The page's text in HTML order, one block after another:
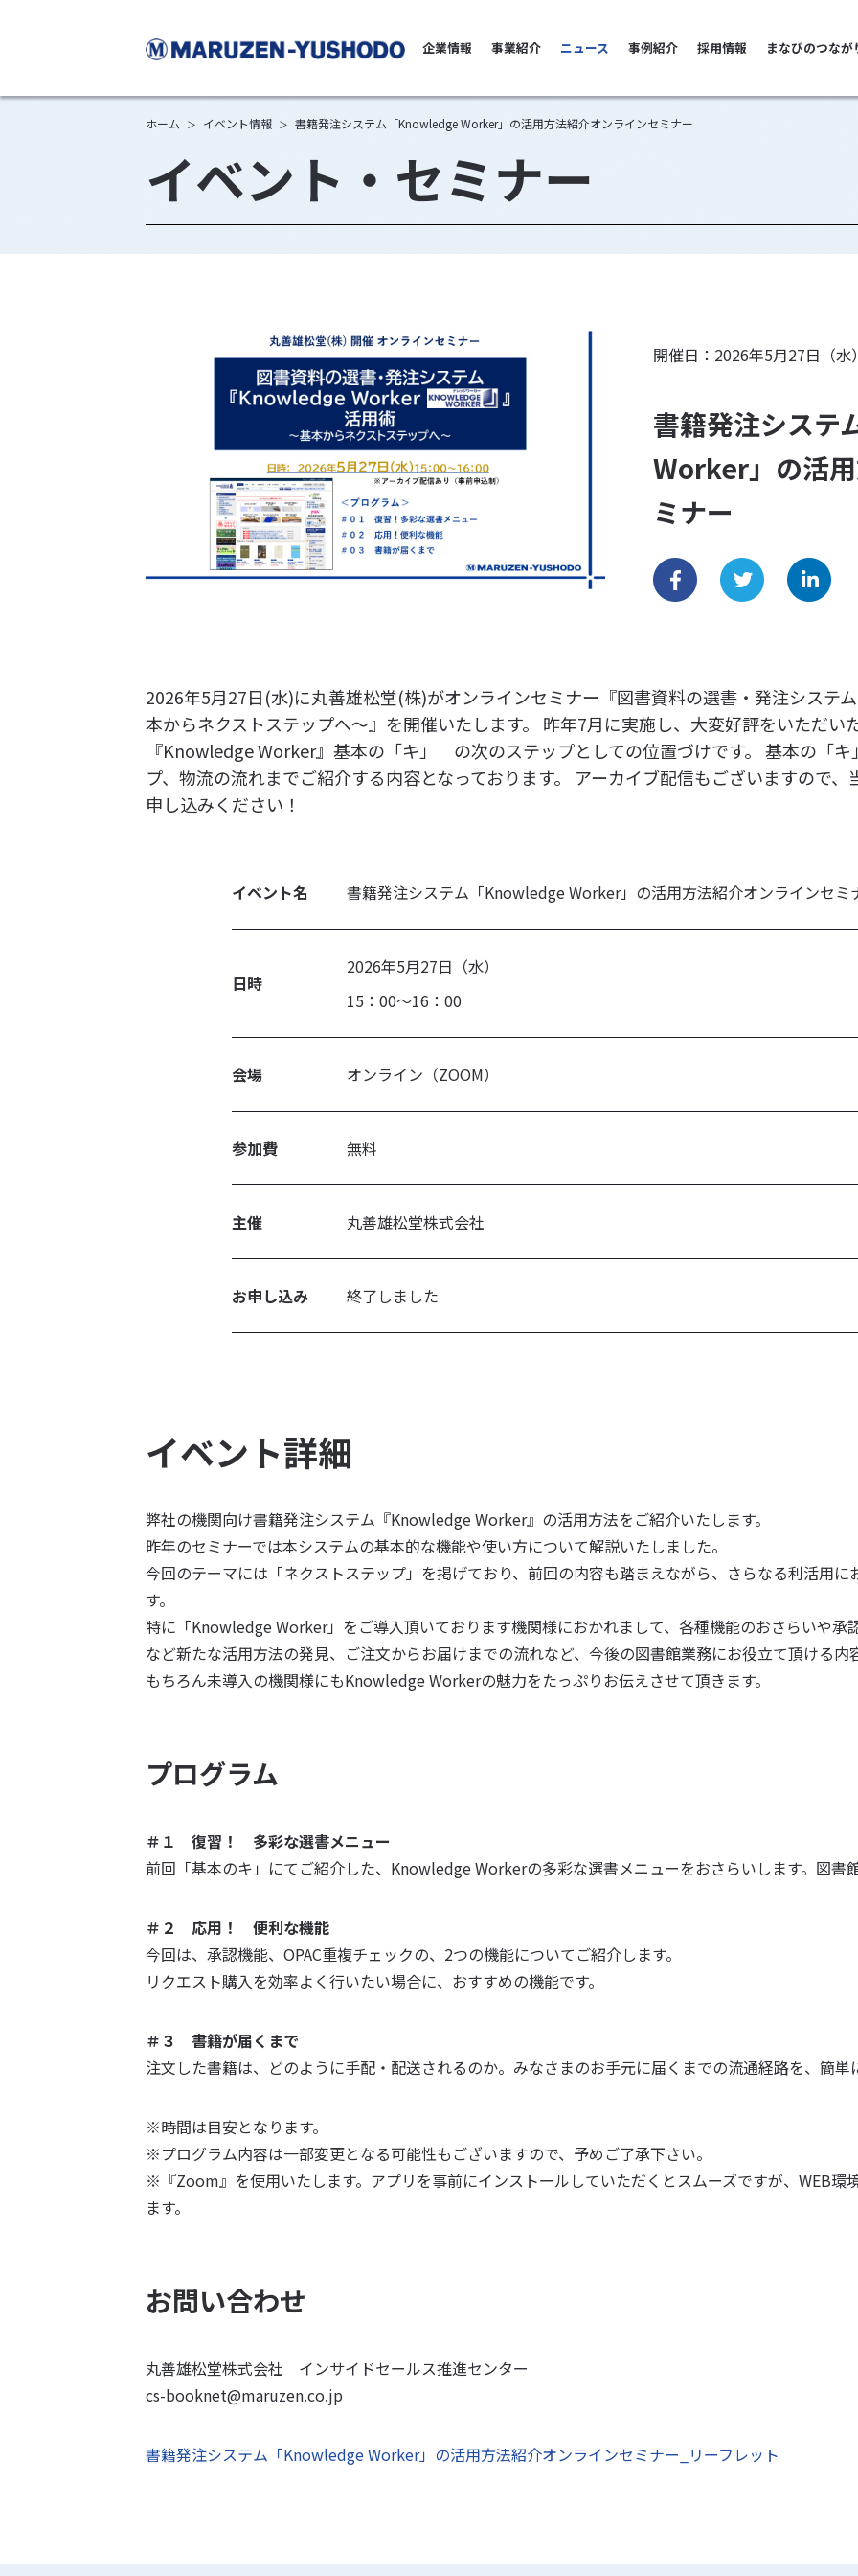
丸善雄松堂
企業情報 事業紹介 ニュース 事例紹介 採用情報 まなびのつなが
ホーム ＞ イベント情報 ＞ 書籍発注システム「Knowledge Worker」の活用方法紹介オンラインセミナー
イベント・セミナー
開催日：2026年5月27日（水
書籍発注シス
Worker」の活
ミナー
2026年5月27日(水)に丸善雄松堂(株)がオンラインセミナー『図書資料の選書・発注システ
本からネクストステップへ～』を開催いたします。 昨年7月に実施し、大変好評をいただい
『Knowledge Worker』基本の「キ」 の次のステップとしての位置づけです。 基本の「
プ、物流の流れまでご紹介する内容となっております。 アーカイブ配信もございますので
申し込みください！
イベント名 書籍発注システム「Knowledge Worker」の活用方法紹介オンラインセミ
日時
2026年5月27日（水）
15：00～16：00
会場 オンライン（ZOOM）
参加費 無料
主催 丸善雄松堂株式会社
お申し込み 終了しました
イベント詳細
弊社の機関向け書籍発注システム『Knowledge Worker』の活用方法をご紹介いたします。
昨年のセミナーでは本システムの基本的な機能や使い方について解説いたしました。
今回のテーマには「ネクストステップ」を掲げており、前回の内容も踏まえながら、さらなる利活用
す。
特に「Knowledge Worker」をご導入頂いております機関様におかれまして、各種機能のおさらいや承
など新たな活用方法の発見、ご注文からお届けまでの流れなど、今後の図書館業務にお役立て頂ける内
もちろん未導入の機関様にもKnowledge Workerの魅力をたっぷりお伝えさせて頂きます。
プログラム
＃１ 復習！ 多彩な選書メニュー
前回「基本のキ」にてご紹介した、Knowledge Workerの多彩な選書メニューをおさらいします。図書
＃２ 応用！ 便利な機能
今回は、承認機能、OPAC重複チェックの、2つの機能についてご紹介します。
リクエスト購入を効率よく行いたい場合に、おすすめの機能です。
＃３ 書籍が届くまで
注文した書籍は、どのように手配・配送されるのか。みなさまのお手元に届くまでの流通経路を、簡単
※時間は目安となります。
※プログラム内容は一部変更となる可能性もございますので、予めご了承下さい。
※『Zoom』を使用いたします。アプリを事前にインストールしていただくとスムーズですが、WEB環
ます。
お問い合わせ
丸善雄松堂株式会社 インサイドセールス推進センター
cs-booknet@maruzen.co.jp
書籍発注システム「Knowledge Worker」の活用方法紹介オンラインセミナー_リーフレット